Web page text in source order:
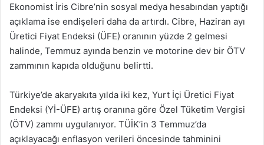
Ekonomist İris Cibre’nin sosyal medya hesabından yaptığı
açıklama ise endişeleri daha da artırdı. Cibre, Haziran ayı
Üretici Fiyat Endeksi (ÜFE) oranının yüzde 2 gelmesi
halinde, Temmuz ayında benzin ve motorine dev bir ÖTV
zammının kapıda olduğunu belirtti.
Türkiye’de akaryakıta yılda iki kez, Yurt İçi Üretici Fiyat
Endeksi (Yİ-ÜFE) artış oranına göre Özel Tüketim Vergisi
(ÖTV) zammı uygulanıyor. TÜİK’in 3 Temmuz’da
açıklayacağı enflasyon verileri öncesinde tahminini